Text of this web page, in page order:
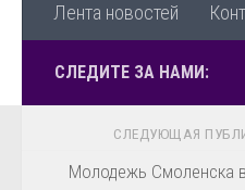
Лента новостей
СЛЕДИТЕ ЗА НАМИ:
СЛЕДУЮЩАЯ
Молодежь Смоленска